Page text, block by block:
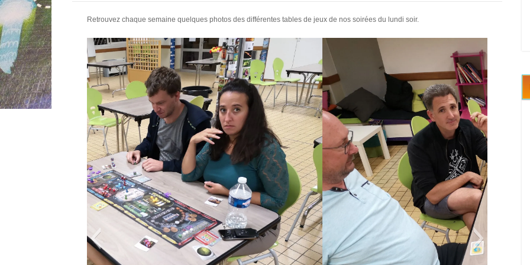
Retrouvez chaque semaine quelques photos des différentes tables de jeux de nos soirées du lundi soir.